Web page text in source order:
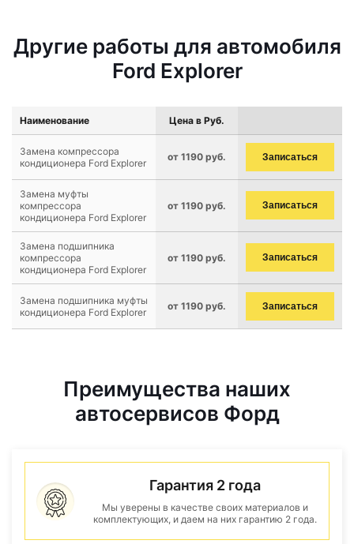
Другие работы для автомобиля
Ford Explorer
Наименование Цена в Руб.
Замена компрессора
кондиционера Ford Explorer
от 1190 руб. Записаться
Замена муфты
компрессора
кондиционера Ford Explorer
от 1190 руб. Записаться
Замена подшипника
компрессора
кондиционера Ford Explorer
от 1190 руб. Записаться
Замена подшипника муфты
кондиционера Ford Explorer
от 1190 руб. Записаться
Преимущества наших
автосервисов Форд
Гарантия 2 года
Мы уверены в качестве своих материалов и
комплектующих, и даем на них гарантию 2 года.